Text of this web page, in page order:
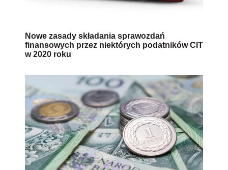
Nowe zasady składania sprawozdań
finansowych przez niektórych podatników CIT
w 2020 roku